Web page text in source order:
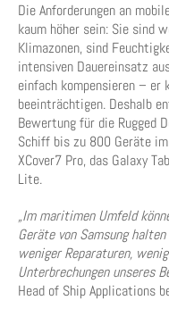
Die Anforderungen an
kaum höher sein: Sie sind
Klimazonen, sind
intensiven Dauereinsatz
einfach kompensieren – er
beeinträchtigen. Deshalb
Bewertung für die Rugged
Schiff bis zu 800 Geräte
XCover7 Pro, das Galaxy
Lite.
„Im maritimen Umfeld
Geräte von Samsung
weniger Reparaturen,
Unterbrechungen unseres
Head of Ship Applications